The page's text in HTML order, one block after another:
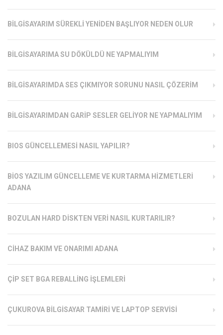
BILGISAYARIM SÜREKLI YENIDEN BAŞLIYOR NEDEN OLUR
BILGISAYARIMA SU DÖKÜLDÜ NE YAPMALIYIM
BILGISAYARIMDA SES ÇIKMIYOR SORUNU NASIL ÇÖZERIM
BILGISAYARIMDAN GARIP SESLER GELIYOR NE YAPMALIYIM
BIOS GÜNCELLEMESI NASIL YAPILIR?
BIOS YAZILIM GÜNCELLEME VE KURTARMA HIZMETLERI
ADANA
BOZULAN HARD DISKTEN VERI NASIL KURTARILIR?
CIHAZ BAKIM VE ONARIMI ADANA
ÇIP SET BGA REBALLING İŞLEMLERI
ÇUKUROVA BILGISAYAR TAMIRI VE LAPTOP SERVISI